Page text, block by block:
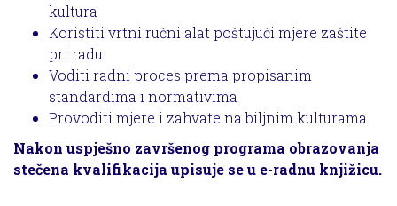
kultura
Koristiti vrtni ručni alat poštujući mjere zaštite
pri radu
Voditi radni proces prema propisanim
standardima i normativima
Provoditi mjere i zahvate na biljnim kulturama
Nakon uspješno završenog programa obrazovanja
stečena kvalifikacija upisuje se u e-radnu knjižicu.